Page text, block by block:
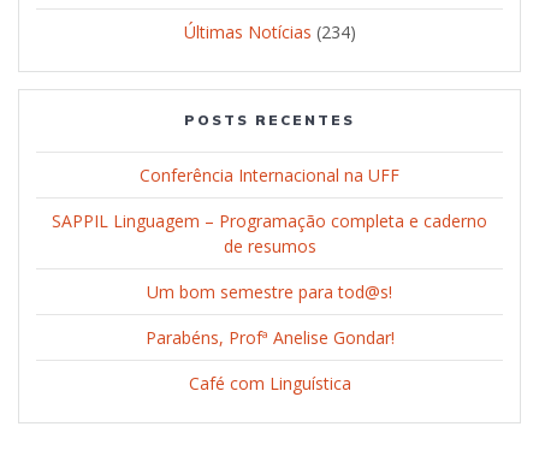
Últimas Notícias (234)
POSTS RECENTES
Conferência Internacional na UFF
SAPPIL Linguagem – Programação completa e caderno
de resumos
Um bom semestre para tod@s!
Parabéns, Profª Anelise Gondar!
Café com Linguística